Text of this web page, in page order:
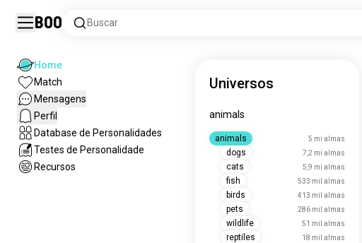
Boo Buscar
Home
Match
Mensagens
Perfil
Database de Personalidades
Testes de Personalidade
Recursos
Universos
animals
animals 5 mi almas
dogs 7,2 mi almas
cats 5,9 mi almas
fish 533 mil almas
birds 413 mil almas
pets 286 mil almas
wildlife 51 mil almas
reptiles 18 mil almas